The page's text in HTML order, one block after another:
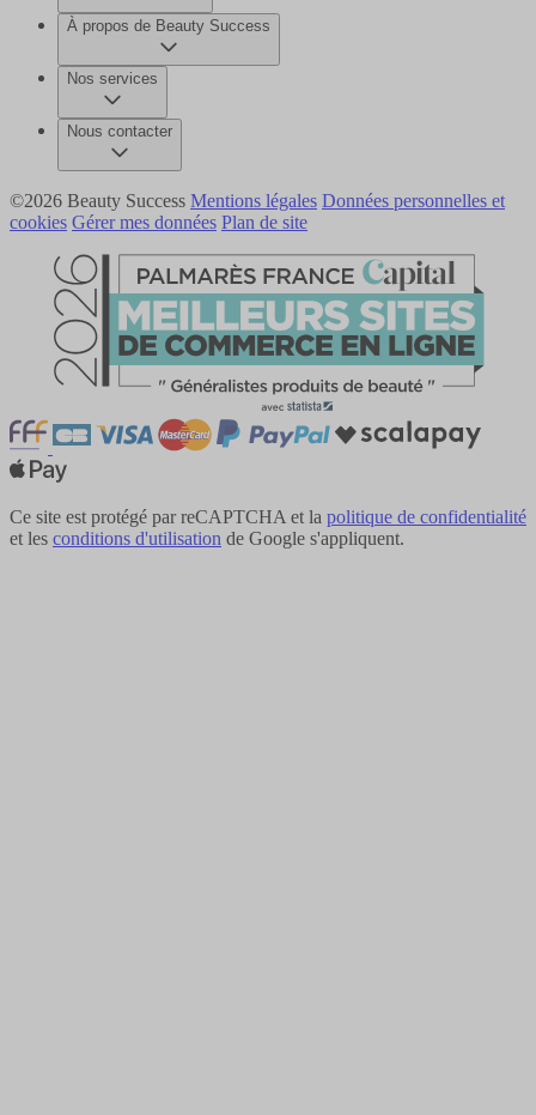
À propos de Beauty Success
Nos services
Nous contacter
©2026 Beauty Success Mentions légales Données personnelles et
cookies Gérer mes données Plan de site
Ce site est protégé par reCAPTCHA et la politique de confidentialité
et les conditions d'utilisation de Google s'appliquent.